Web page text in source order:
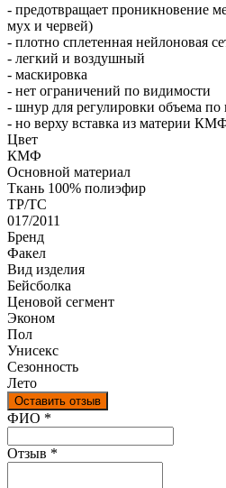
- предотвращает проникновение
мух и червей)
- плотно сплетенная нейлоновая
- легкий и воздушный
- маскировка
- нет ограничений по видимости
- шнур для регулировки объема по
- но верху вставка из материи
Цвет
КМФ
Основной материал
Ткань 100% полиэфир
ТР/ТС
017/2011
Бренд
Факел
Вид изделия
Бейсболка
Ценовой сегмент
Эконом
Пол
Унисекс
Сезонность
Лето
Оставить отзыв
Ваш отзыв был отправлен!
ФИО *
Отзыв *